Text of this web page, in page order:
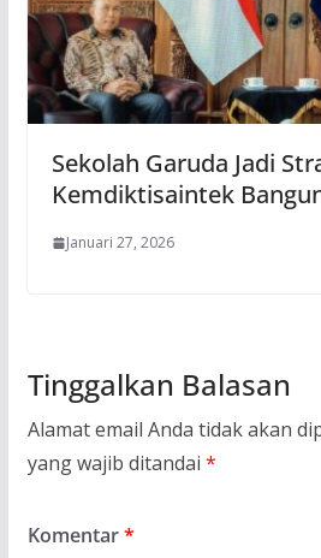
Sekolah Garuda Jadi
Kemdiktisaintek
Januari 27, 2026
Tinggalkan Balasan
Alamat email Anda tidak akan
yang wajib ditandai *
Komentar*